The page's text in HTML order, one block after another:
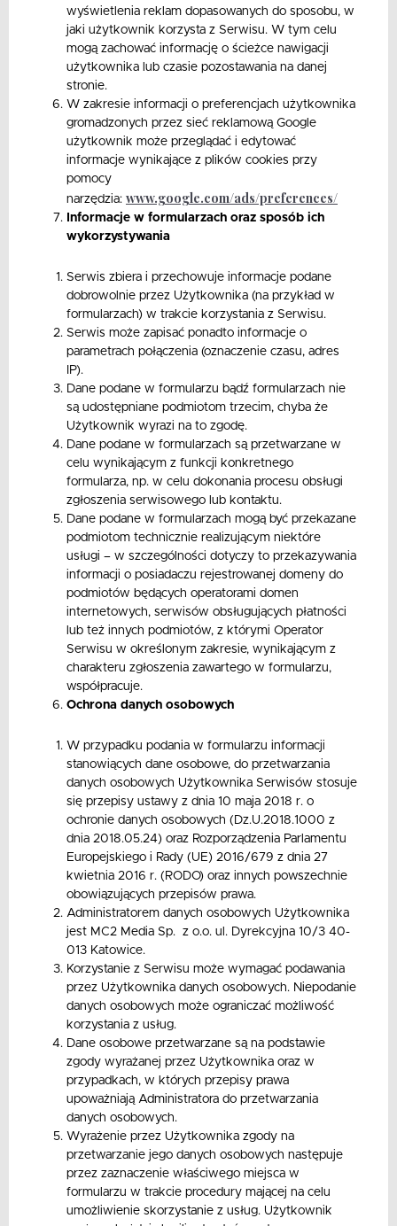
wyświetlenia reklam dopasowanych do sposobu, w
jaki użytkownik korzysta z Serwisu. W tym celu
mogą zachować informację o ścieżce nawigacji
użytkownika lub czasie pozostawania na danej
stronie.
W zakresie informacji o preferencjach użytkownika
gromadzonych przez sieć reklamową Google
użytkownik może przeglądać i edytować
informacje wynikające z plików cookies przy
pomocy
narzędzia: www.google.com/ads/preferences/
Informacje w formularzach oraz sposób ich
wykorzystywania
Serwis zbiera i przechowuje informacje podane
dobrowolnie przez Użytkownika (na przykład w
formularzach) w trakcie korzystania z Serwisu.
Serwis może zapisać ponadto informacje o
parametrach połączenia (oznaczenie czasu, adres
IP).
Dane podane w formularzu bądź formularzach nie
są udostępniane podmiotom trzecim, chyba że
Użytkownik wyrazi na to zgodę.
Dane podane w formularzach są przetwarzane w
celu wynikającym z funkcji konkretnego
formularza, np. w celu dokonania procesu obsługi
zgłoszenia serwisowego lub kontaktu.
Dane podane w formularzach mogą być przekazane
podmiotom technicznie realizującym niektóre
usługi – w szczególności dotyczy to przekazywania
informacji o posiadaczu rejestrowanej domeny do
podmiotów będących operatorami domen
internetowych, serwisów obsługujących płatności
lub też innych podmiotów, z którymi Operator
Serwisu w określonym zakresie, wynikającym z
charakteru zgłoszenia zawartego w formularzu,
współpracuje.
Ochrona danych osobowych
W przypadku podania w formularzu informacji
stanowiących dane osobowe, do przetwarzania
danych osobowych Użytkownika Serwisów stosuje
się przepisy ustawy z dnia 10 maja 2018 r. o
ochronie danych osobowych (Dz.U.2018.1000 z
dnia 2018.05.24) oraz Rozporządzenia Parlamentu
Europejskiego i Rady (UE) 2016/679 z dnia 27
kwietnia 2016 r. (RODO) oraz innych powszechnie
obowiązujących przepisów prawa.
Administratorem danych osobowych Użytkownika
jest MC2 Media Sp. z o.o. ul. Dyrekcyjna 10/3 40-
013 Katowice.
Korzystanie z Serwisu może wymagać podawania
przez Użytkownika danych osobowych. Niepodanie
danych osobowych może ograniczać możliwość
korzystania z usług.
Dane osobowe przetwarzane są na podstawie
zgody wyrażanej przez Użytkownika oraz w
przypadkach, w których przepisy prawa
upoważniają Administratora do przetwarzania
danych osobowych.
Wyrażenie przez Użytkownika zgody na
przetwarzanie jego danych osobowych następuje
przez zaznaczenie właściwego miejsca w
formularzu w trakcie procedury mającej na celu
umożliwienie skorzystanie z usług. Użytkownik